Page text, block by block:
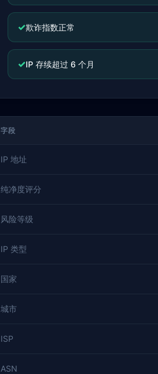
✓欺诈指数正常
✓IP 存续超过 6 个月
字段
IP 地址
纯净度评分
风险等级
IP 类型
国家
城市
ISP
ASN